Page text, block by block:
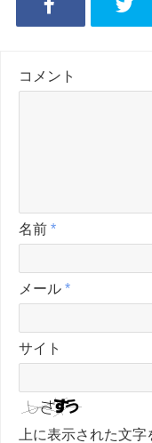
コメント
名前 *
メール *
サイト
上に表示された文